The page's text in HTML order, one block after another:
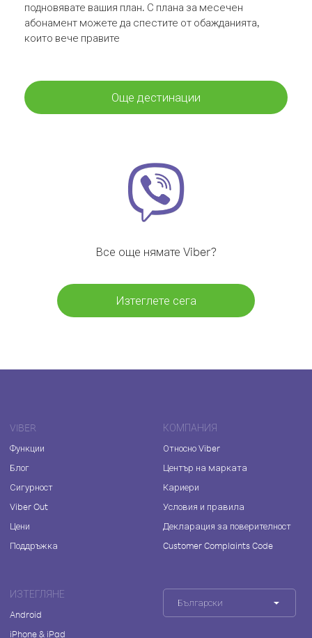
подновявате вашия план. С плана за месечен
абонамент можете да спестите от обажданията,
които вече правите
Още дестинации
Все още нямате Viber?
Изтеглете сега
VIBER
Функции
Блог
Сигурност
Viber Out
Цени
Поддръжка
КОМПАНИЯ
Относно Viber
Център на марката
Кариери
Условия и правила
Декларация за поверителност
Customer Complaints Code
ИЗТЕГЛЯНЕ
Android
iPhone & iPad
Български